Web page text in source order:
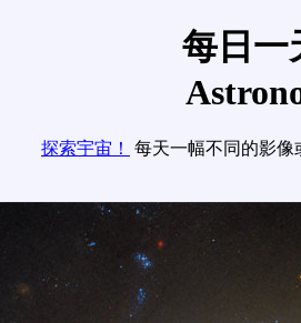
每日一
探索宇宙！ 每天一幅不同的影像